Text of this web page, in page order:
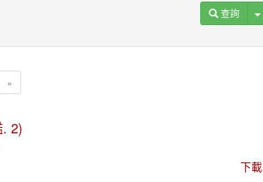
查詢
»
2)
下載